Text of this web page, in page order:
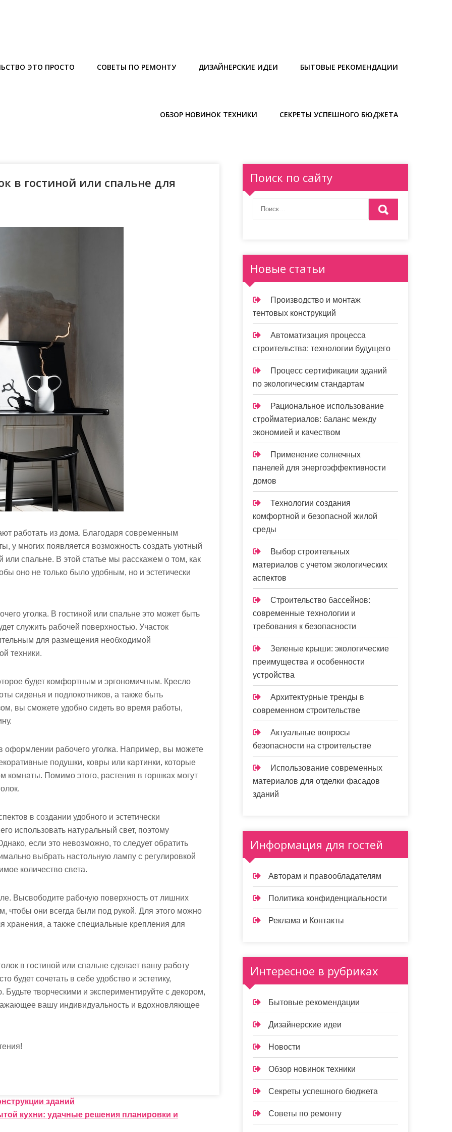
ЭТО ПРОСТО СОВЕТЫ ПО РЕМОНТУ ДИЗАЙНЕРСКИЕ ИДЕИ БЫТОВЫЕ РЕКОМЕНДАЦИИ
ОБЗОР НОВИНОК ТЕХНИКИ СЕКРЕТЫ УСПЕШНОГО БЮДЖЕТА
в гостиной или спальне для
работать из дома. Благодаря современным
у многих появляется возможность создать уютный
или спальне. В этой статье мы расскажем о том, как
оно не только было удобным, но и эстетически
уголка. В гостиной или спальне это может быть
служить рабочей поверхностью. Участок
для размещения необходимой
техники.
будет комфортным и эргономичным. Кресло
сиденья и подлокотников, а также быть
вы сможете удобно сидеть во время работы,
оформлении рабочего уголка. Например, вы можете
подушки, ковры или картинки, которые
комнаты. Помимо этого, растения в горшках могут
в создании удобного и эстетически
использовать натуральный свет, поэтому
если это невозможно, то следует обратить
выбрать настольную лампу с регулировкой
количество света.
Высвободите рабочую поверхность от лишних
чтобы они всегда были под рукой. Для этого можно
хранения, а также специальные крепления для
в гостиной или спальне сделает вашу работу
сочетать в себе удобство и эстетику,
творческими и экспериментируйте с декором,
вашу индивидуальность и вдохновляющее
зданий
кухни: удачные решения планировки и
Поиск по сайту
Новые статьи
Производство и монтаж
тентовых конструкций
Автоматизация процесса
строительства: технологии будущего
Процесс сертификации зданий
по экологическим стандартам
Рациональное использование
стройматериалов: баланс между
экономией и качеством
Применение солнечных
панелей для энергоэффективности
домов
Технологии создания
комфортной и безопасной жилой
среды
Выбор строительных
материалов с учетом экологических
аспектов
Строительство бассейнов:
современные технологии и
требования к безопасности
Зеленые крыши: экологические
преимущества и особенности
устройства
Архитектурные тренды в
современном строительстве
Актуальные вопросы
безопасности на строительстве
Использование современных
материалов для отделки фасадов
зданий
Информация для гостей
Авторам и правообладателям
Политика конфиденциальности
Реклама и Контакты
Интересное в рубриках
Бытовые рекомендации
Дизайнерские идеи
Новости
Обзор новинок техники
Секреты успешного бюджета
Советы по ремонту